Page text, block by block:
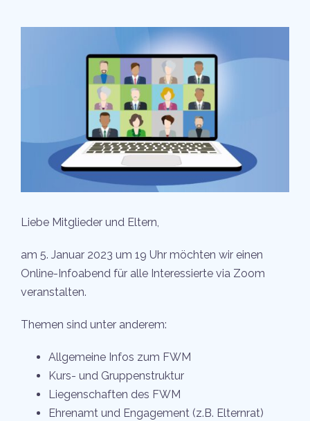
Liebe Mitglieder und Eltern,
am 5. Januar 2023 um 19 Uhr möchten wir einen
Online-Infoabend für alle Interessierte via Zoom
veranstalten.
Themen sind unter anderem:
Allgemeine Infos zum FWM
Kurs- und Gruppenstruktur
Liegenschaften des FWM
Ehrenamt und Engagement (z.B. Elternrat)